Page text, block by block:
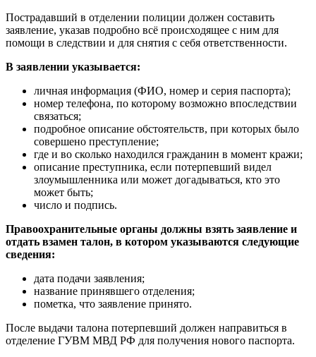
Пострадавший в отделении полиции должен составить
заявление, указав подробно всё происходящее с ним для
помощи в следствии и для снятия с себя ответственности.
В заявлении указывается:
личная информация (ФИО, номер и серия паспорта);
номер телефона, по которому возможно впоследствии
связаться;
подробное описание обстоятельств, при которых было
совершено преступление;
где и во сколько находился гражданин в момент кражи;
описание преступника, если потерпевший видел
злоумышленника или может догадываться, кто это
может быть;
число и подпись.
Правоохранительные органы должны взять заявление и
отдать взамен талон, в котором указываются следующие
сведения:
дата подачи заявления;
название принявшего отделения;
пометка, что заявление принято.
После выдачи талона потерпевший должен направиться в
отделение ГУВМ МВД РФ для получения нового паспорта.